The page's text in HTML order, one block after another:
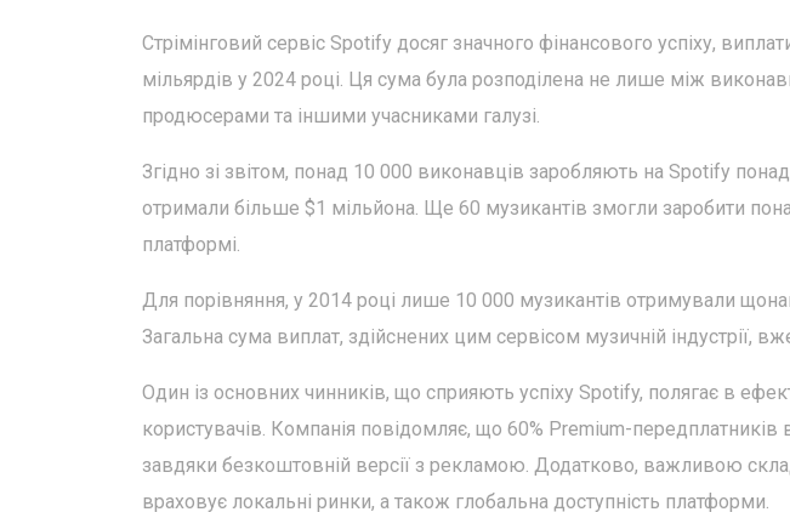
Стрімінговий сервіс Spotify досяг значного фінансового успіху,
мільярдів у 2024 році. Ця сума була розподілена не лише між
продюсерами та іншими учасниками галузі.
Згідно зі звітом, понад 10 000 виконавців заробляють на Spotify
отримали більше $1 мільйона. Ще 60 музикантів змогли заробити
платформі.
Для порівняння, у 2014 році лише 10 000 музикантів отримували
Загальна сума виплат, здійснених цим сервісом музичній індустрії,
Один із основних чинників, що сприяють успіху Spotify, полягає в
користувачів. Компанія повідомляє, що 60% Premium-
завдяки безкоштовній версії з рекламою. Додатково, важливою
враховує локальні ринки, а також глобальна доступність платформи.